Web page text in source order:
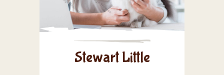
Stewart Little